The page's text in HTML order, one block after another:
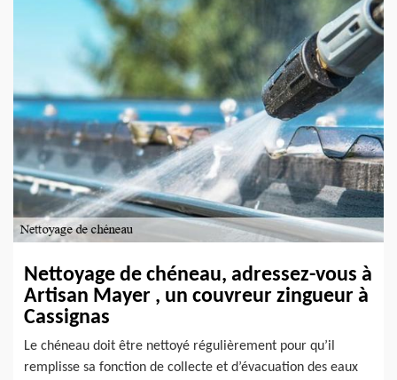
Nettoyage de chéneau, adressez-vous à
Artisan Mayer , un couvreur zingueur à
Cassignas
Le chéneau doit être nettoyé régulièrement pour qu’il
remplisse sa fonction de collecte et d’évacuation des eaux